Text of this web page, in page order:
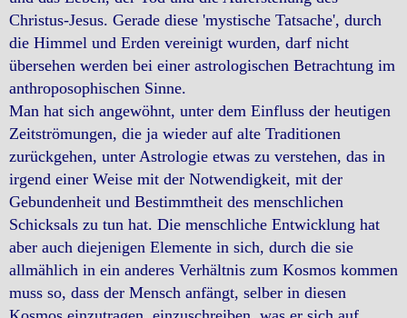
Christus-Jesus. Gerade diese 'mystische Tatsache', durch
die Himmel und Erden vereinigt wurden, darf nicht
übersehen werden bei einer astrologischen Betrachtung im
anthroposophischen Sinne.
Man hat sich angewöhnt, unter dem Einfluss der heutigen
Zeitströmungen, die ja wieder auf alte Traditionen
zurückgehen, unter Astrologie etwas zu verstehen, das in
irgend einer Weise mit der Notwendigkeit, mit der
Gebundenheit und Bestimmtheit des menschlichen
Schicksals zu tun hat. Die menschliche Entwicklung hat
aber auch diejenigen Elemente in sich, durch die sie
allmählich in ein anderes Verhältnis zum Kosmos kommen
muss so, dass der Mensch anfängt, selber in diesen